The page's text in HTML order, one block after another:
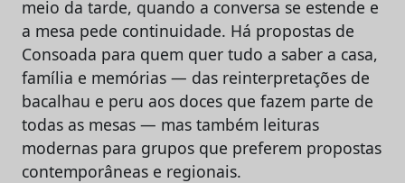
meio da tarde, quando a conversa se estende e
a mesa pede continuidade. Há propostas de
Consoada para quem quer tudo a saber a casa,
família e memórias — das reinterpretações de
bacalhau e peru aos doces que fazem parte de
todas as mesas — mas também leituras
modernas para grupos que preferem propostas
contemporâneas e regionais.